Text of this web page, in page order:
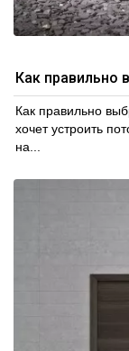
Как правильно
Как правильно
хочет устроить
на...